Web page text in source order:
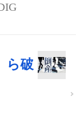
ら破